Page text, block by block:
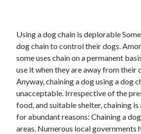
Using a dog chain is deplorable
dog chain to control their dogs.
some uses chain on a permanent
use it when they are away from their
Anyway, chaining a dog using a dog
unacceptable. Irrespective of the
food, and suitable shelter, chaining
for abundant reasons: Chaining a
areas. Numerous local governments